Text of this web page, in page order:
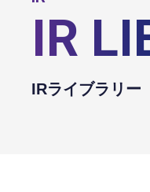
IR
IRライブラリー